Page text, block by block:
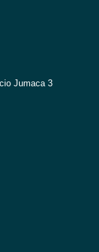
Jumaca 3